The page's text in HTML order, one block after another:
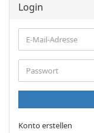
Login
E-
Mail-
Adresse
Passwort
Konto erstellen